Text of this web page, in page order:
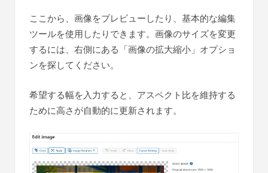
ここから、画像をプレビューしたり、基本的な編集
ツールを使用したりできます。画像のサイズを変更
するには、右側にある「画像の拡大縮小」オプショ
ンを探してください。
希望する幅を入力すると、アスペクト比を維持する
ために高さが自動的に更新されます。